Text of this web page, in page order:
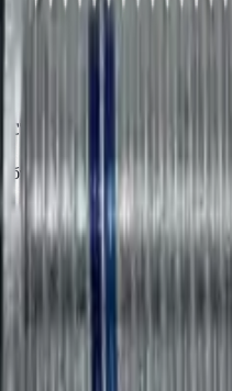
16х220
и текущей партии.